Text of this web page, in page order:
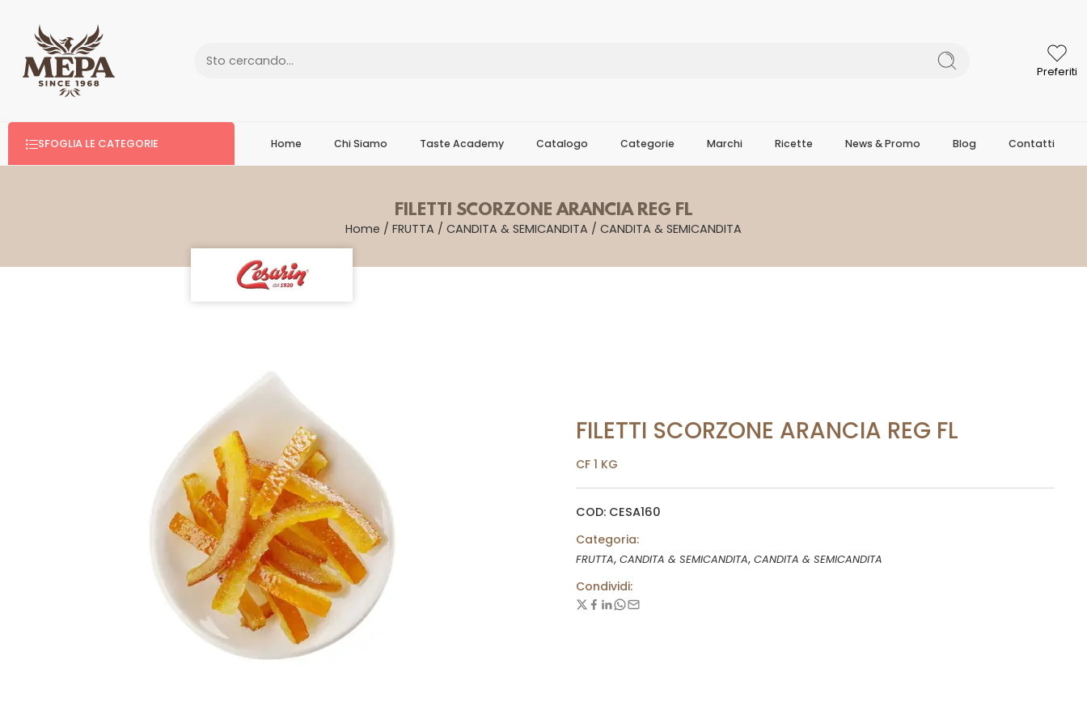
Preferiti
SFOGLIA LE CATEGORIE Home Chi Siamo Taste Academy Catalogo Categorie Marchi Ricette News & Promo Blog Contatti
FILETTI SCORZONE ARANCIA REG FL
Home / FRUTTA / CANDITA & SEMICANDITA / CANDITA & SEMICANDITA
FILETTI SCORZONE ARANCIA REG FL
CF 1 KG
COD: CESA160
Categoria:
FRUTTA, CANDITA & SEMICANDITA, CANDITA & SEMICANDITA
Condividi: